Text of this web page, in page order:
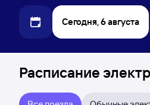
Сегодня, 6 августа
Расписание